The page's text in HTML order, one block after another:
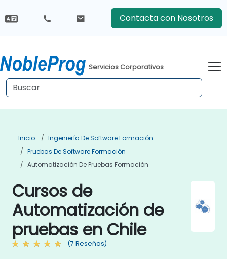
Contacta con Nosotros
Servicios Corporativos
Inicio
Ingeniería De Software Formación
Pruebas De Software Formación
Automatización De Pruebas Formación
Cursos de
Automatización de
pruebas en Chile
(7 Reseñas)